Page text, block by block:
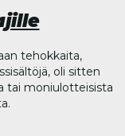
tehokkaita,
oli sitten
tai moniulotteisista